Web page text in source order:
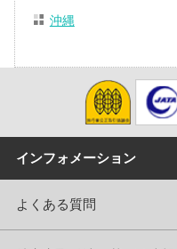
沖縄
インフォメーション
よくある質問